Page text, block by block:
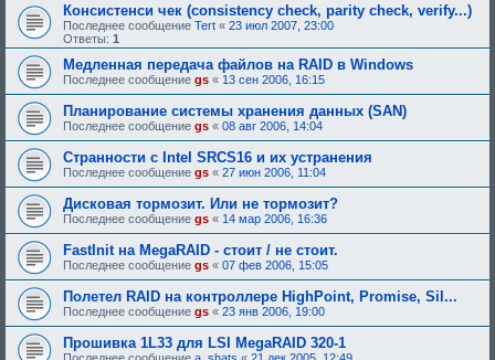
Консистенси чек (consistency check, parity check, verify...)
Последнее сообщение Tert « 23 июл 2007, 23:00
Ответы: 1
Медленная передача файлов на RAID в Windows
Последнее сообщение gs « 13 сен 2006, 16:15
Планирование системы хранения данных (SAN)
Последнее сообщение gs « 08 авг 2006, 14:04
Странности с Intel SRCS16 и их устранения
Последнее сообщение gs « 27 июн 2006, 11:04
Дисковая тормозит. Или не тормозит?
Последнее сообщение gs « 14 мар 2006, 16:36
FastInit на MegaRAID - стоит / не стоит.
Последнее сообщение gs « 07 фев 2006, 15:05
Полетел RAID на контроллере HighPoint, Promise, Sil...
Последнее сообщение gs « 23 янв 2006, 19:00
Прошивка 1L33 для LSI MegaRAID 320-1
Последнее сообщение a_shats « 21 дек 2005, 12:49